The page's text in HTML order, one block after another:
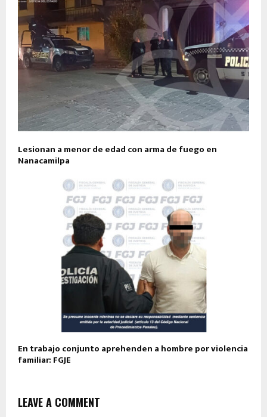
Lesionan a menor de edad con arma de fuego en
Nanacamilpa
En trabajo conjunto aprehenden a hombre por violencia
familiar: FGJE
LEAVE A COMMENT